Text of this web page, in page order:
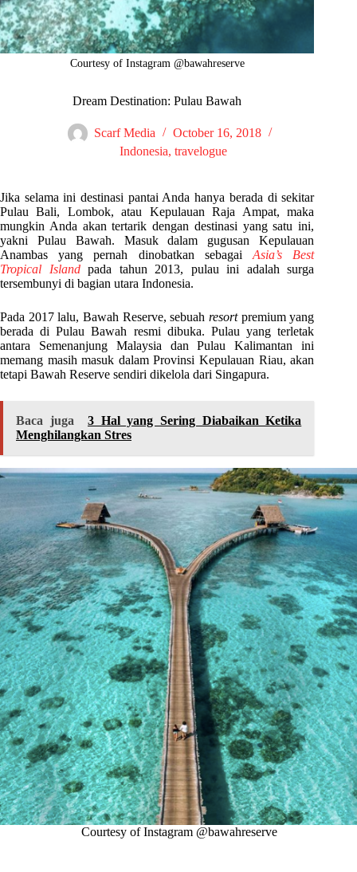
Courtesy of Instagram @bawahreserve
Dream Destination: Pulau Bawah
Scarf Media
October 16, 2018
Indonesia, travelogue
Jika selama ini destinasi pantai Anda hanya berada di sekitar
Pulau Bali, Lombok, atau Kepulauan Raja Ampat, maka
mungkin Anda akan tertarik dengan destinasi yang satu ini,
yakni Pulau Bawah. Masuk dalam gugusan Kepulauan
Anambas yang pernah dinobatkan sebagai Asia’s Best
Tropical Island pada tahun 2013, pulau ini adalah surga
tersembunyi di bagian utara Indonesia.
Pada 2017 lalu, Bawah Reserve, sebuah resortpremium yang
berada di Pulau Bawah resmi dibuka. Pulau yang terletak
antara Semenanjung Malaysia dan Pulau Kalimantan ini
memang masih masuk dalam Provinsi Kepulauan Riau, akan
tetapi Bawah Reserve sendiri dikelola dari Singapura.
Baca juga
3 Hal yang Sering Diabaikan Ketika
Menghilangkan Stres
Courtesy of Instagram @bawahreserve